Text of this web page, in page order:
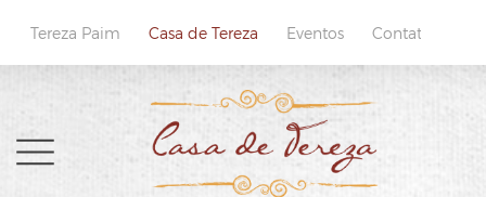
Tereza Paim Casa de Tereza Eventos Contatos